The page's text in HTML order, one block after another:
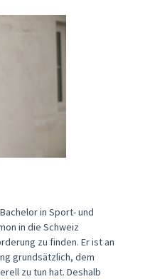
in Sport- und
in die Schweiz
zu finden. Er ist an
grundsätzlich, dem
zu tun hat. Deshalb